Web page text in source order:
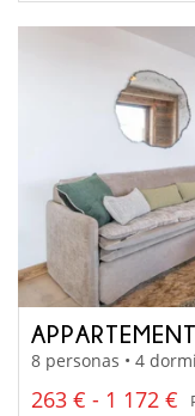
8 personas • 4
263 € - 1 172 €